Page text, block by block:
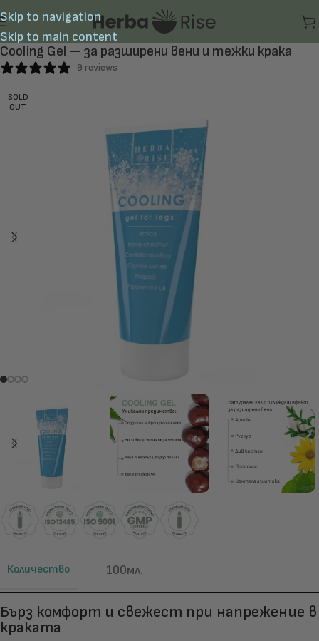
Skip to navigation
Skip to main content
Cooling Gel — за разширени вени и тежки крака
9 reviews
SOLD
OUT
Количество 100мл.
Бърз комфорт и свежест при напрежение в
краката